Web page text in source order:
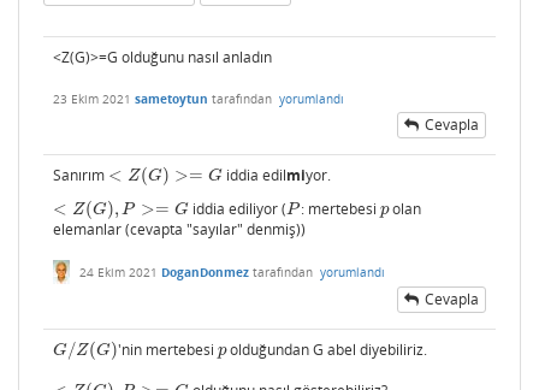
<Z(G)>=G olduğunu nasıl anladın
23 Ekim 2021 sametoytun tarafından yorumlandı
Cevapla
Sanırım < Z(G) >= G
<Z (G)>=G iddia edilmiyor.
< Z(G), P >= G
<Z (G),P>=G iddia ediliyor ( P
P : mertebesip
polan
elemanlar (cevapta "sayılar" denmiş))
24 Ekim 2021 DoganDonmez tarafından yorumlandı
Cevapla
G/Z(G)
G/Z(G) 'nin mertebesip
polduğundan G abel diyebiliriz.